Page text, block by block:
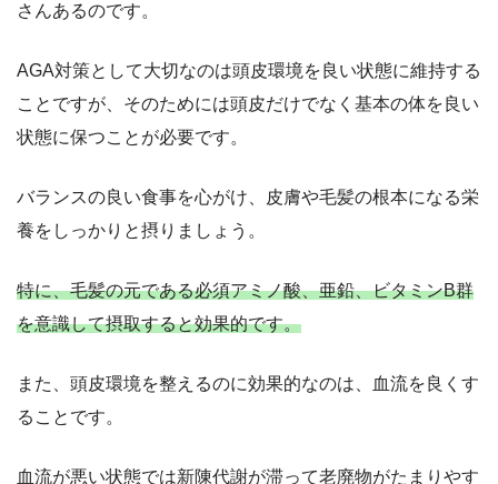
さんあるのです。
AGA対策として大切なのは頭皮環境を良い状態に維持する
ことですが、そのためには頭皮だけでなく基本の体を良い
状態に保つことが必要です。
バランスの良い食事を心がけ、皮膚や毛髪の根本になる栄
養をしっかりと摂りましょう。
特に、毛髪の元である必須アミノ酸、亜鉛、ビタミンB群
を意識して摂取すると効果的です。
また、頭皮環境を整えるのに効果的なのは、血流を良くす
ることです。
血流が悪い状態では新陳代謝が滞って老廃物がたまりやす